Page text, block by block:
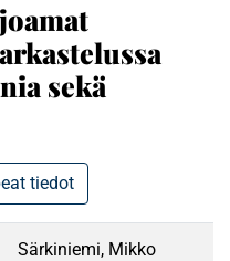
sekä
tiedot
Särkiniemi, Mikko